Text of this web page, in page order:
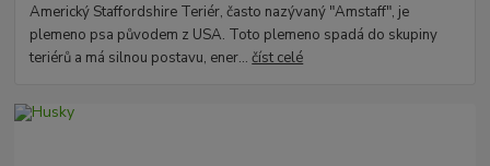
Americký Staffordshire Teriér, často nazývaný "Amstaff", je
plemeno psa původem z USA. Toto plemeno spadá do skupiny
teriérů a má silnou postavu, ener...číst celé